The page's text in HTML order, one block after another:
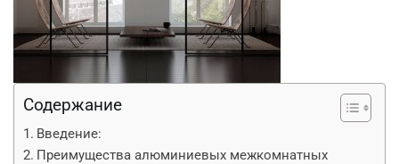
Содержание
Введение:
Преимущества алюминиевых межкомнатных